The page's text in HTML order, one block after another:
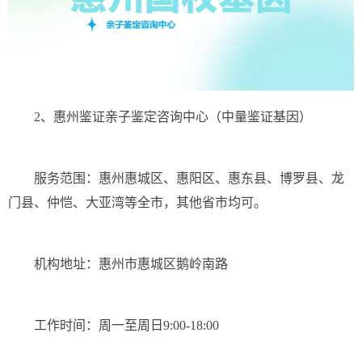
2、惠州鉴证亲子鉴定咨询中心（中量鉴证基因）
服务范围：惠州惠城区、惠阳区、惠东县、博罗县、龙
门县、仲恺、大亚湾等全市，其他省市均可。
机构地址：惠州市惠城区鹅岭南路
工作时间：周一至周日9:00-18:00